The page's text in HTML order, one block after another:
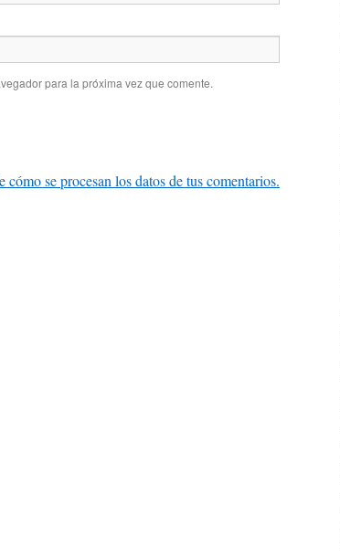
para la próxima vez que comente.
cómo se procesan los datos de tus comentarios.